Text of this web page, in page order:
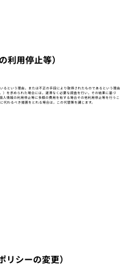
利用停止等）
るという理由，または不正の手段により取得されたものであるという理由
を求められた場合には，遅滞なく必要な調査を行い，その結果に基づ
情報の利用停止等に多額の費用を有する場合その他利用停止等を行うこ
わるべき措置をとれる場合は，この代替策を講じます。
シーの変更）